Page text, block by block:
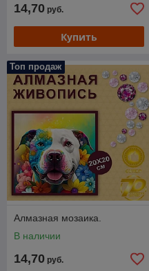
14,70 руб.
Купить
Топ продаж
Алмазная мозаика.
В наличии
14,70 руб.